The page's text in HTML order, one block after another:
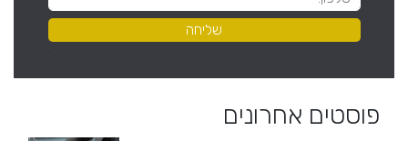
פוסטים אחרונים